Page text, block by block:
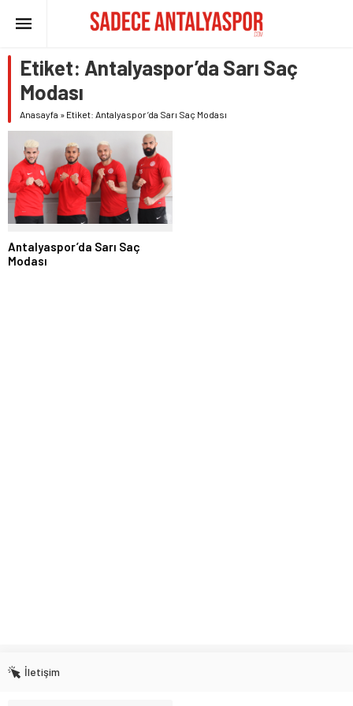
Etiket: Antalyaspor’da Sarı Saç
Modası
Anasayfa » Etiket: Antalyaspor’da Sarı Saç Modası
Antalyaspor’da Sarı Saç
Modası
İletişim